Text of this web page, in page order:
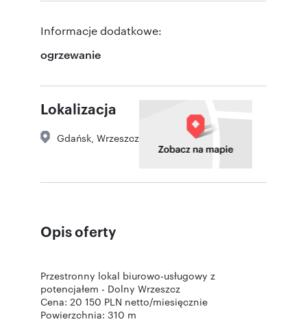
Informacje dodatkowe:
ogrzewanie
Lokalizacja
Gdańsk Wrzeszcz
Opis oferty
Przestronny lokal biurowo-usługowy z
potencjałem - Dolny Wrzeszcz
Cena: 20 150 PLN netto/miesięcznie
Powierzchnia: 310 m